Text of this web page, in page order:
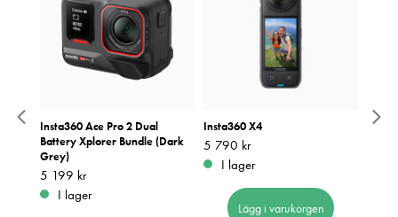
Insta360 Ace Pro 2 Dual
Battery Xplorer Bundle (Dark
Grey)
Pris:5 199 kr
5 199 kr
I lager
Insta360 X4
Pris:5 790 kr
5 790 kr
I lager
Lägg i varukorgen